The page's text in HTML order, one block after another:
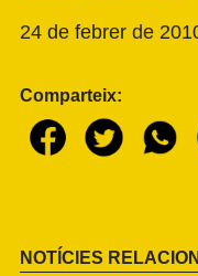
24 de febrer de
Comparteix:
NOTÍCIES